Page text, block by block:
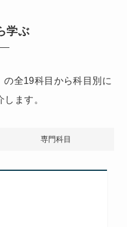
学ぶ
の全19科目から科目別に
ます。
専門科目